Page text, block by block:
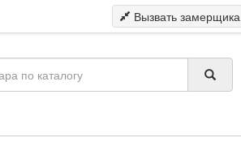
Вызвать замерщика